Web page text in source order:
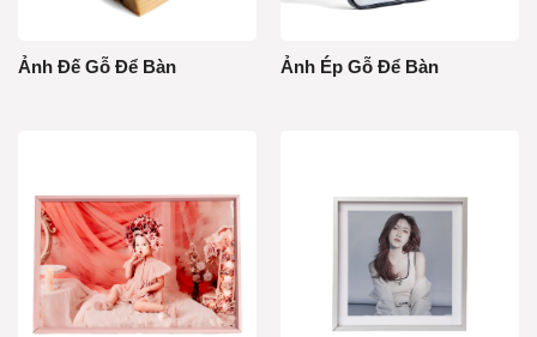
Ảnh Đế Gỗ Để Bàn Ảnh Ép Gỗ Để Bàn